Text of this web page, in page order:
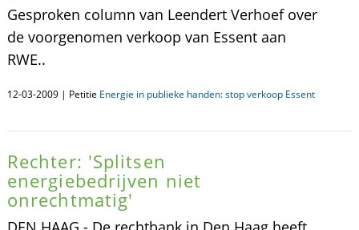
Gesproken column van Leendert Verhoef over
de voorgenomen verkoop van Essent aan
RWE..
12-03-2009 | Petitie Energie in publieke handen: stop verkoop Essent
Rechter: 'Splitsen
energiebedrijven niet
onrechtmatig'